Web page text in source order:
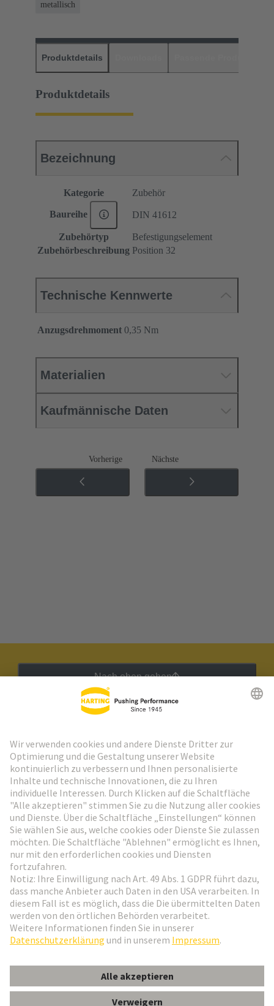
metallisch
Produktdetails
Produktdetails
Bezeichnung
Kategorie Zubehör
Baureihe DIN 41612
Zubehörtyp
Befestigungselement
Zubehörbeschreibung Position 32
Technische Kennwerte
Anzugsdrehmoment ‌0,35 Nm
Materialien
Kaufmännische Daten
Vorherige Nächste
Nach oben gehen
Weiter zur Anmeldung
Social Media
Schweiz Deutsch
© HARTING Technologiegruppe